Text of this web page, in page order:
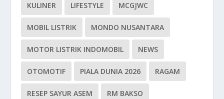
KULINER LIFESTYLE MCGJWC
MOBIL LISTRIK MONDO NUSANTARA
MOTOR LISTRIK INDOMOBIL NEWS
OTOMOTIF PIALA DUNIA 2026 RAGAM
RESEP SAYUR ASEM RM BAKSO